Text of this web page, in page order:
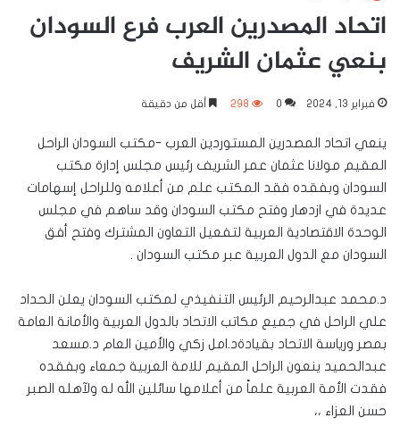
اتحاد المصدرين العرب فرع السودان
بنعي عثمان الشريف
فبراير 13, 2024 0
298 أقل من دقيقة
ينعي اتحاد المصدرين المستوردين العرب -مكتب السودان الراحل
المقيم مولانا عثمان عمر الشريف رئيس مجلس إدارة مكتب
السودان وبفقده فقد المكتب علم من أعلامه وللراحل إسهامات
عديدة في ازدهار وفتح مكتب السودان وقد ساهم في مجلس
الوحدة الاقتصادية العربية لتفعيل التعاون المشترك وفتح أفق
السودان مع الدول العربية عبر مكتب السودان .
د.محمد عبدالرحيم الرئيس التنفيذي لمكتب السودان يعلن الحداد
علي الراحل في جميع مكاتب الاتحاد بالدول العربية والأمانة العامة
بمصر ورياسة الاتحاد بقيادةد.امل زكي والأمين العام د.مسعد
عبدالحميد ينعون الراحل المقيم للامة العربية جمعاء وبفقده
فقدت الأمة العربية علماً من أعلامها سائلين الله له ولآهله الصبر
حسن العزاء ،،